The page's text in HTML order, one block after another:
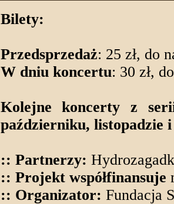
Bilety:
Przedsprzedaż: 25 zł, do
W dniu koncertu: 30 zł,
Kolejne koncerty z
październiku, listopadzie
:: Partnerzy:
:: Projekt współfinansuje
:: Organizator: Fundacja